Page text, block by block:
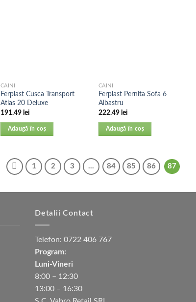
CAINI
Ferplast Cusca Transport
Atlas 20 Deluxe
191.49 lei
Adaugă în coș
CAINI
Ferplast Pernita Sofa 6
Albastru
222.49 lei
Adaugă în coș
1 2 3 … 84 85 86 87
Detalii Contact
Telefon: 0722 406 767
Program:
Luni-Vineri
8:00 – 12:30
13:00 – 16:30